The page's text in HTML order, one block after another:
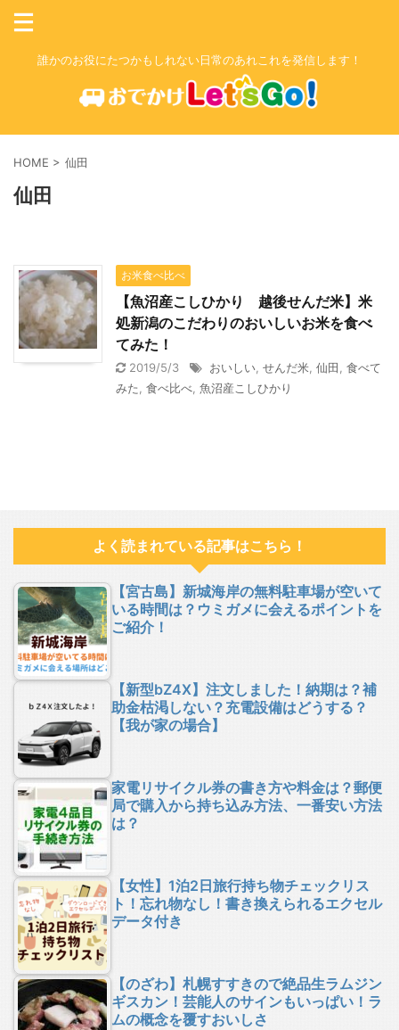
誰かのお役にたつかもしれない日常のあれこれを発信します！
HOME > 仙田
仙田
お米食べ比べ
【魚沼産こしひかり 越後せんだ米】米
処新潟のこだわりのおいしいお米を食べ
てみた！
2019/5/3 おいしい せんだ米 仙田
食べて
みた 食べ比べ 魚沼産こしひかり
よく読まれている記事はこちら！
【宮古島】新城海岸の無料駐車場が空いて
いる時間は？ウミガメに会えるポイントを
ご紹介！
【新型bZ4X】注文しました！納期は？補
助金枯渇しない？充電設備はどうする？
【我が家の場合】
家電リサイクル券の書き方や料金は？郵便
局で購入から持ち込み方法、一番安い方法
は？
【女性】1泊2日旅行持ち物チェックリス
ト！忘れ物なし！書き換えられるエクセル
データ付き
【のざわ】札幌すすきので絶品生ラムジン
ギスカン！芸能人のサインもいっぱい！ラ
ムの概念を覆すおいしさ